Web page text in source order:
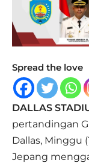
Spread the love
DALLAS
pertandingan
Dallas, Minggu
Jepang